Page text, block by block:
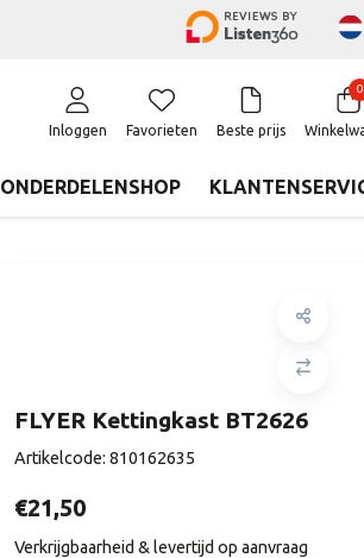
Inloggen Favorieten Beste prijs
0
ONDERDELENSHOP
FLYER Kettingkast BT2626
Artikelcode: 810162635
€21,50
Verkrijgbaarheid & levertijd op aanvraag